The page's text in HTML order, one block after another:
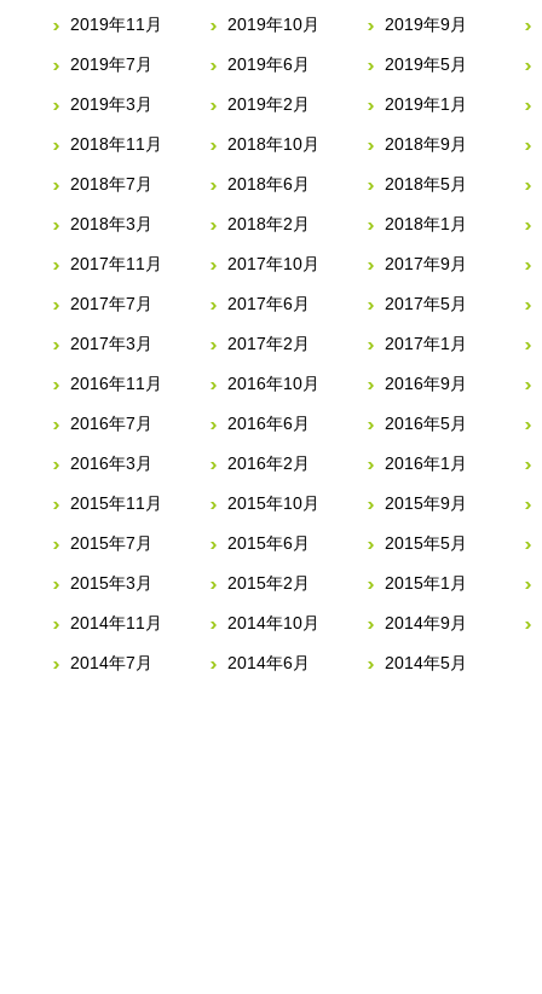
2019年11月 2019年10月 2019年9月
2019年7月 2019年6月 2019年5月
2019年3月 2019年2月 2019年1月
2018年11月 2018年10月 2018年9月
2018年7月 2018年6月 2018年5月
2018年3月 2018年2月 2018年1月
2017年11月 2017年10月 2017年9月
2017年7月 2017年6月 2017年5月
2017年3月 2017年2月 2017年1月
2016年11月 2016年10月 2016年9月
2016年7月 2016年6月 2016年5月
2016年3月 2016年2月 2016年1月
2015年11月 2015年10月 2015年9月
2015年7月 2015年6月 2015年5月
2015年3月 2015年2月 2015年1月
2014年11月 2014年10月 2014年9月
2014年7月 2014年6月 2014年5月